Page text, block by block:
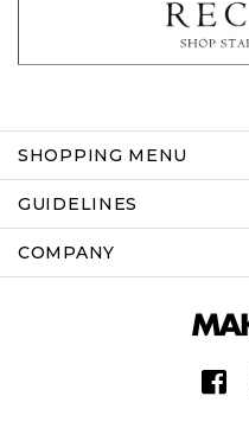
SHOPPING MENU
GUIDELINES
COMPANY